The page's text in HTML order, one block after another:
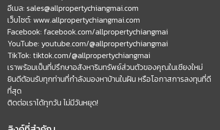
อีเมล: sales@allpropertychiangmai.com
เว็บไซต์: www.allpropertychiangmai.com
Facebook: facebook.com/allpropertychiangmai
YouTube: youtube.com/@allpropertychiangmai
TikTok: tiktok.com/@allpropertychiangmai
เราพร้อมเป็นที่ปรึกษาอสังหาริมทรัพย์ส่วนตัวของคุณในเชียงใหม่
ยินดีต้อนรับทุกท่านที่กำลังมองหาบ้านในฝัน หรือโอกาสการลงทุนที่ดี
ที่สุด
ติดต่อเราได้ทุกวัน ไม่มีวันหยุด!